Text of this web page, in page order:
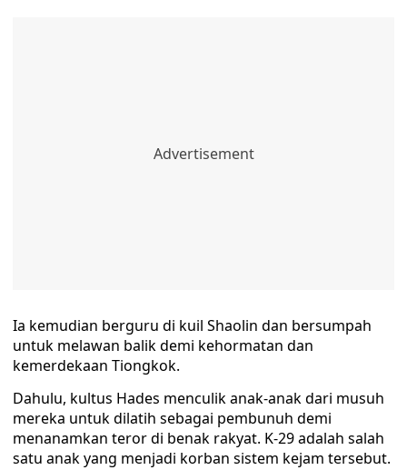
Ia kemudian berguru di kuil Shaolin dan bersumpah
untuk melawan balik demi kehormatan dan
kemerdekaan Tiongkok.
Dahulu, kultus Hades menculik anak-anak dari musuh
mereka untuk dilatih sebagai pembunuh demi
menanamkan teror di benak rakyat. K-29 adalah salah
satu anak yang menjadi korban sistem kejam tersebut.